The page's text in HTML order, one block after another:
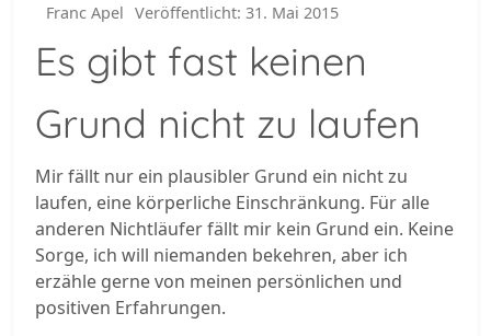
Franc Apel Veröffentlicht: 31. Mai 2015
Es gibt fast keinen
Grund nicht zu laufen
Mir fällt nur ein plausibler Grund ein nicht zu
laufen, eine körperliche Einschränkung. Für alle
anderen Nichtläufer fällt mir kein Grund ein. Keine
Sorge, ich will niemanden bekehren, aber ich
erzähle gerne von meinen persönlichen und
positiven Erfahrungen.